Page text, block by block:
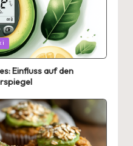
Einfluss auf den